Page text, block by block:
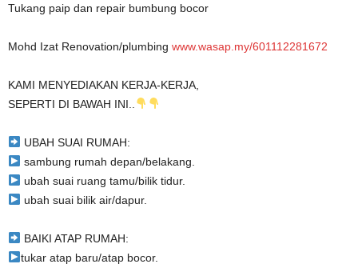
Tukang paip dan repair bumbung bocor
Mohd Izat Renovation/plumbing www.wasap.my/601112281672
KAMI MENYEDIAKAN KERJA-KERJA,
SEPERTI DI BAWAH INI..
UBAH SUAI RUMAH:
sambung rumah depan/belakang.
ubah suai ruang tamu/bilik tidur.
ubah suai bilik air/dapur.
BAIKI ATAP RUMAH:
tukar atap baru/atap bocor.